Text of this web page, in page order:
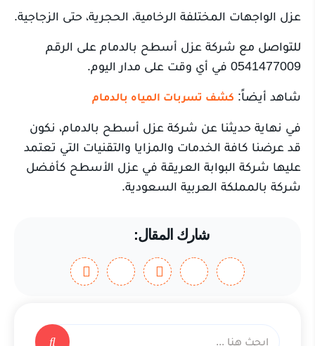
عزل الواجهات المختلفة الرخامية، الحجرية، حتى الزجاجية.
للتواصل مع شركة عزل أسطح بالدمام على الرقم
0541477009 في أي وقت على مدار اليوم.
شاهد أيضاً: كشف تسربات المياه بالدمام
في نهاية حديثنا عن شركة عزل أسطح بالدمام، نكون
قد عرضنا كافة الخدمات والمزايا والتقنيات التي تعتمد
عليها شركة البوابة العريقة في عزل الأسطح كأفضل
شركة بالمملكة العربية السعودية.
شارك المقال: